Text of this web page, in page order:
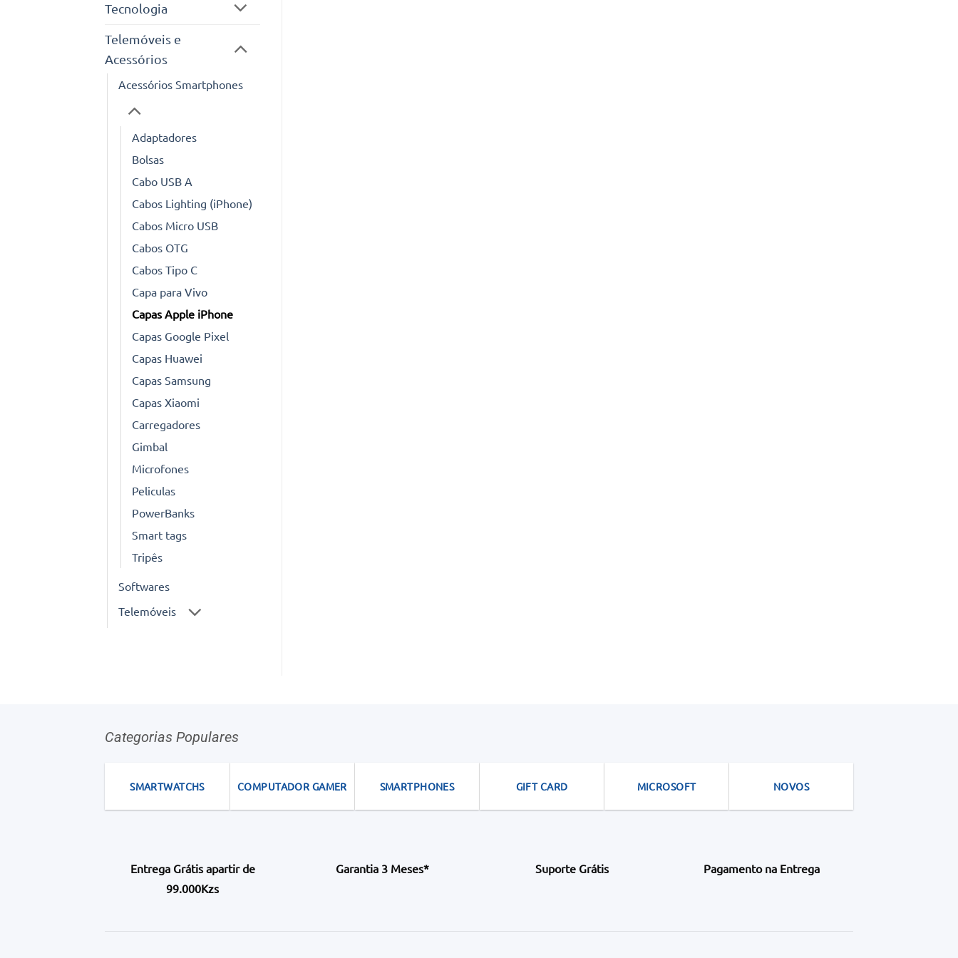
Tecnologia
Telemóveis e
Acessórios
Acessórios Smartphones
Adaptadores
Bolsas
Cabo USB A
Cabos Lighting (iPhone)
Cabos Micro USB
Cabos OTG
Cabos Tipo C
Capa para Vivo
Capas Apple iPhone
Capas Google Pixel
Capas Huawei
Capas Samsung
Capas Xiaomi
Carregadores
Gimbal
Microfones
Peliculas
PowerBanks
Smart tags
Tripês
Softwares
Telemóveis
Categorias Populares
SMARTWATCHS COMPUTADOR GAMER SMARTPHONES GIFT CARD MICROSOFT NOVOS
Entrega Grátis apartir de
99.000Kzs
Garantia 3 Meses* Suporte Grátis Pagamento na Entrega